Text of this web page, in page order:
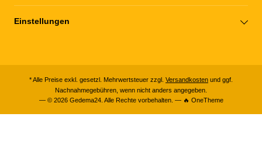
Einstellungen
* Alle Preise exkl. gesetzl. Mehrwertsteuer zzgl. Versandkosten und ggf.
Nachnahmegebühren, wenn nicht anders angegeben.
— © 2026 Gedema24. Alle Rechte vorbehalten. — 🔥 OneTheme